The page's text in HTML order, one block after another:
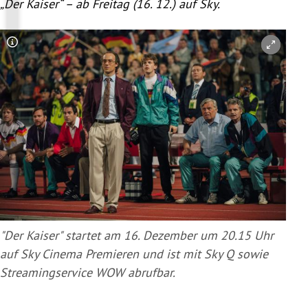
„Der Kaiser“ – ab Freitag (16. 12.) auf Sky.
Copyright-Hinweis öffnen/schließen
"Der Kaiser" startet am 16. Dezember um 20.15 Uhr
auf Sky Cinema Premieren und ist mit Sky Q sowie
Streamingservice WOW abrufbar.